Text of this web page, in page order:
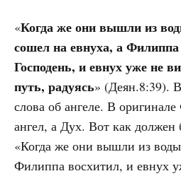
«Когда же они вышли из
сошел на евнуха, а
Господень, и евнух уже не
путь, радуясь» (Деян.8:39).
слова об ангеле. В
ангел, а Дух. Вот как должен
«Когда же они вышли из
Филиппа восхитил, и евнух